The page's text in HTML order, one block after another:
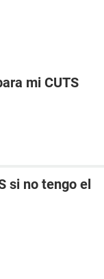
mi CUTS
si no tengo el